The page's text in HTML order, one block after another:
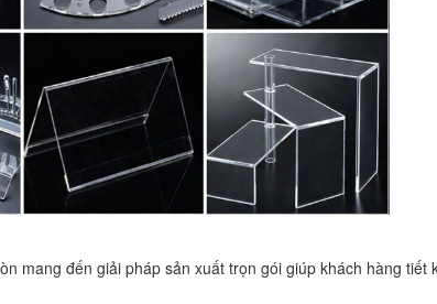
mang đến giải pháp sản xuất trọn gói giúp khách hàng